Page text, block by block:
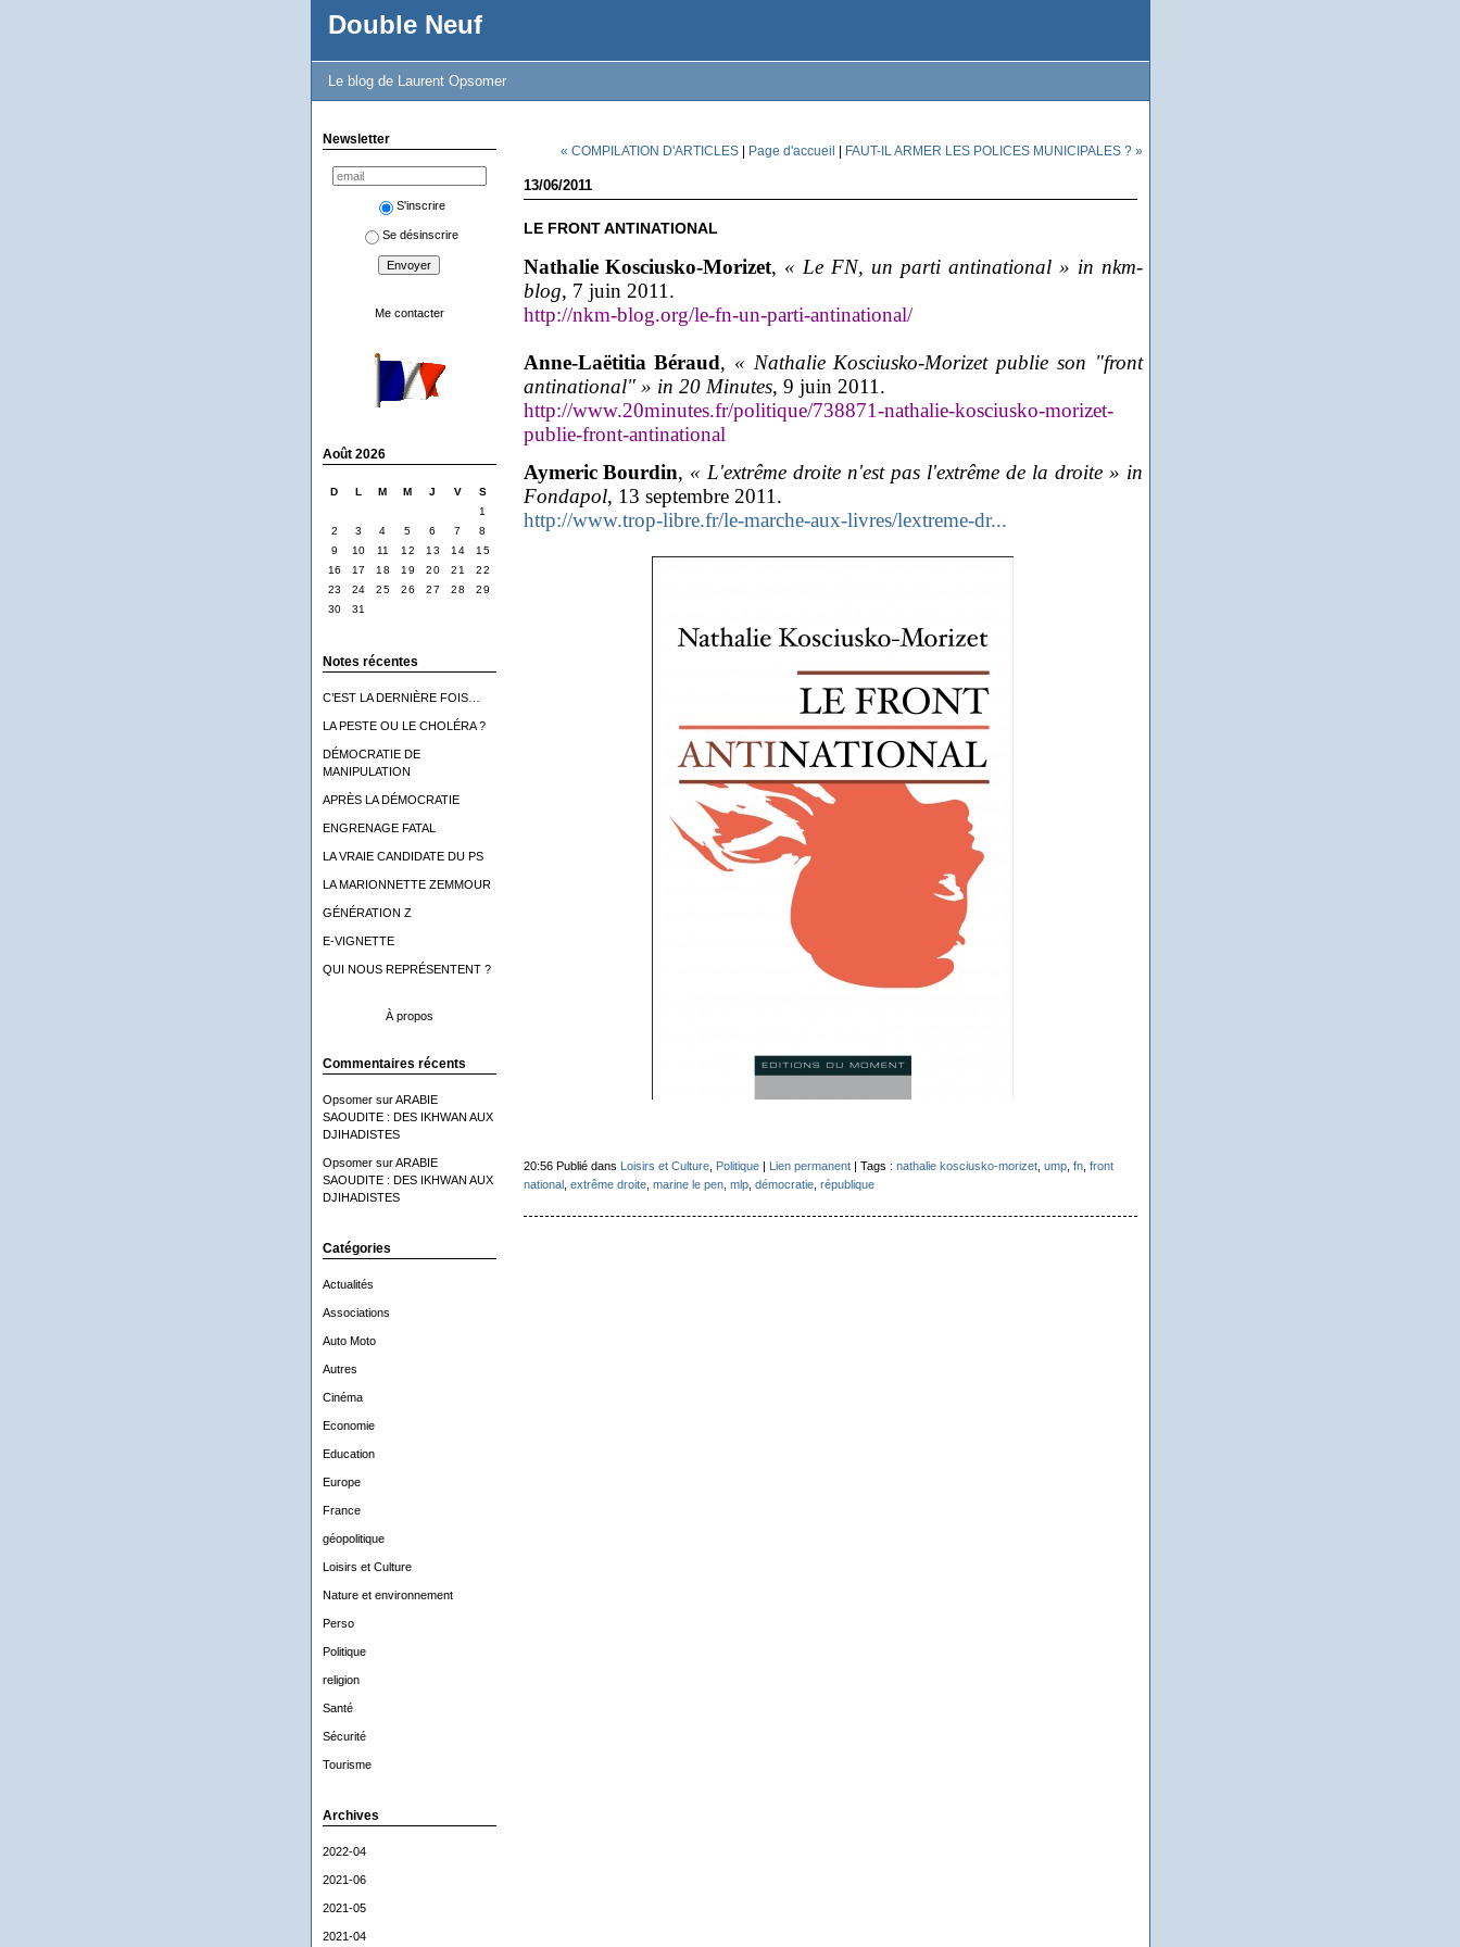
Double Neuf
Le blog de Laurent Opsomer
Newsletter
S'inscrire
Se désinscrire
Me contacter
Août 2026
D L M M J V
S
1
2
3 4 5 6 7
8
9
10 11 12 13 14
15
16
17 18 19 20 21
22
23
24 25 26 27 28
29
30
31
Notes récentes
C’EST LA DERNIÈRE FOIS…
LA PESTE OU LE CHOLÉRA ?
DÉMOCRATIE DE
MANIPULATION
APRÈS LA DÉMOCRATIE
ENGRENAGE FATAL
LA VRAIE CANDIDATE DU PS
LA MARIONNETTE ZEMMOUR
GÉNÉRATION Z
E-VIGNETTE
QUI NOUS REPRÉSENTENT ?
À propos
Commentaires récents
OpsomersurARABIE
SAOUDITE : DES IKHWAN AUX
DJIHADISTES
OpsomersurARABIE
SAOUDITE : DES IKHWAN AUX
DJIHADISTES
Catégories
Actualités
Associations
Auto Moto
Autres
Cinéma
Economie
Education
Europe
France
géopolitique
Loisirs et Culture
Nature et environnement
Perso
Politique
religion
Santé
Sécurité
Tourisme
Archives
2022-04
2021-06
2021-05
2021-04
« COMPILATION D'ARTICLES| Page d'accueil | FAUT-IL ARMER LES POLICES MUNICIPALES ? »
13/06/2011
LE FRONT ANTINATIONAL
Nathalie Kosciusko-Morizet, « Le FN, un parti antinational » in nkm-
blog, 7 juin 2011.
http://nkm-blog.org/le-fn-un-parti-antinational/
Anne-Laëtitia Béraud, « Nathalie Kosciusko-Morizet publie son "front
antinational" » in 20 Minutes, 9 juin 2011.
http://www.20minutes.fr/politique/738871-nathalie-kosciusko-morizet-
publie-front-antinational
Aymeric Bourdin, « L'extrême droite n'est pas l'extrême de la droite» in
Fondapol, 13 septembre 2011.
http://www.trop-libre.fr/le-marche-aux-livres/lextreme-dr...
20:56 Publié dans Loisirs et Culture, Politique| Lien permanent| Tags : nathalie kosciusko-morizet, ump, fn, front
national , extrême droite, marine le pen, mlp, démocratie, république